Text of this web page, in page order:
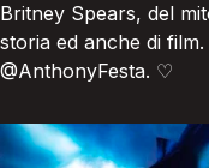
Britney Spears, del
storia ed anche di
@AnthonyFesta. ♡